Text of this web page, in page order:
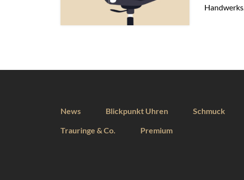
Handwerks.
News Blickpunkt Uhren Schmuck
Trauringe & Co. Premium